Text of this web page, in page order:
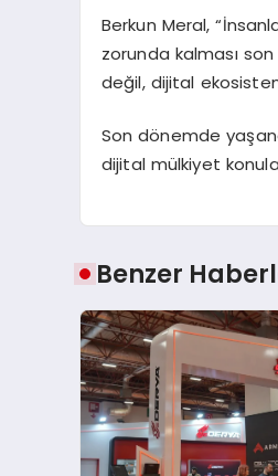
Berkun Meral,
zorunda kalması
değil, dijital
Son dönemde
dijital mülkiyet
Benzer